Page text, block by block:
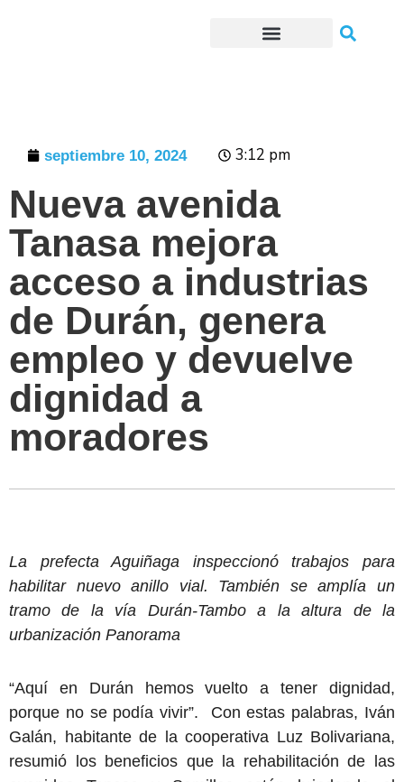
septiembre 10, 2024 3:12 pm
Nueva avenida
Tanasa mejora
acceso a industrias
de Durán, genera
empleo y devuelve
dignidad a
moradores
La prefecta Aguiñaga inspeccionó trabajos para
habilitar nuevo anillo vial. También se amplía un
tramo de la vía Durán-Tambo a la altura de la
urbanización Panorama
“Aquí en Durán hemos vuelto a tener dignidad,
porque no se podía vivir”. Con estas palabras, Iván
Galán, habitante de la cooperativa Luz Bolivariana,
resumió los beneficios que la rehabilitación de las